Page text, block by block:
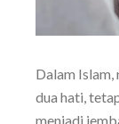
Dalam Islam,
dua hati,
menjadi